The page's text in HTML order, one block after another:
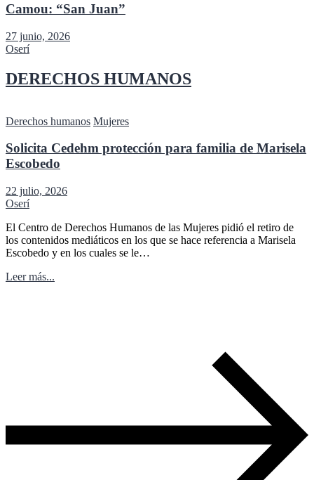
Camou: “San Juan”
27 junio, 2026
Oserí
DERECHOS HUMANOS
Derechos humanos Mujeres
Solicita Cedehm protección para familia de Marisela
Escobedo
22 julio, 2026
Oserí
El Centro de Derechos Humanos de las Mujeres pidió el retiro de
los contenidos mediáticos en los que se hace referencia a Marisela
Escobedo y en los cuales se le…
Leer más...